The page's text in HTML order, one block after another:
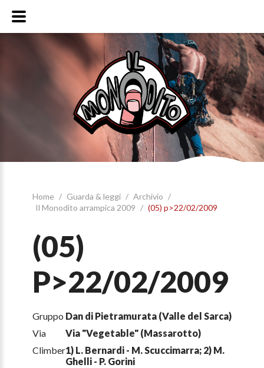
Home / Guarda & leggi / Archivio /
Il Monodito arrampica 2009 / (05) p>22/02/2009
(05)
P>22/02/2009
Gruppo Dan di Pietramurata (Valle del Sarca)
Via
Via "Vegetable" (Massarotto)
Climber1) L. Bernardi - M. Scuccimarra; 2) M.
Ghelli - P. Gorini